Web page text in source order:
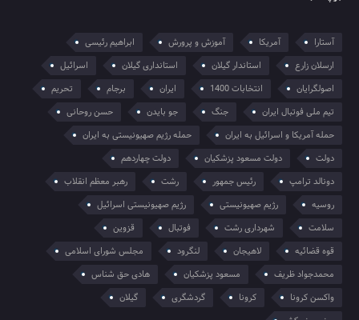
آستارا آمریکا آموزش و پرورش
ابراهیم رئیسی
ارسلان زارع
استاندار گیلان استانداری گیلان
اسرائیل
اصولگرایان
انتخابات 1400 ایران برجام
تحریم
تیم ملی فوتبال ایران
جنگ جو بایدن
حسن روحانی
حمله آمریکا و اسرائیل به ایران
حمله رژیم صهیونیستی به ایران
دولت
دولت مسعود پزشکیان
دولت چهاردهم
دونالد ترامپ
رئیس جمهور رشت
رهبر معظم انقلاب
روسیه
رژیم صهیونیستی
رژیم صهیونیستی اسرائیل
سلامت
شهرداری رشت فوتبال
قزوین
قوه قضائیه
لاهیجان لنگرود
مجلس شورای اسلامی
محمدجواد ظریف
مسعود پزشکیان
هادی حق شناس
واکسن کرونا
کرونا گردشگری
گیلان